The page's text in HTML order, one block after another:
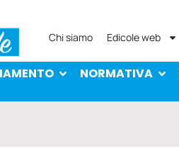
Chi siamo Edicole web
NORMATIVA